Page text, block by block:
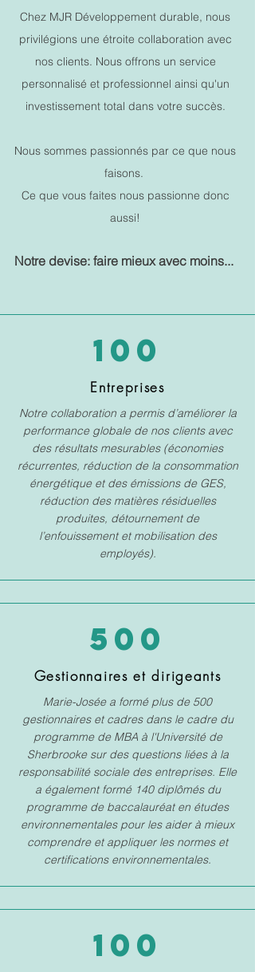
Chez MJR Développement durable, nous
privilégions une étroite collaboration avec
nos clients. Nous offrons un service
personnalisé et professionnel ainsi qu'un
investissement total dans votre succès.
Nous sommes passionnés par ce que nous
faisons.
Ce que vous faites nous passionne donc
aussi!
Notre devise: faire mieux avec moins...
100
Entreprises
Notre collaboration a permis d’améliorer la
performance globale de nos clients avec
des résultats mesurables (économies
récurrentes, réduction de la consommation
énergétique et des émissions de GES,
réduction des matières résiduelles
produites, détournement de
l’enfouissement et mobilisation des
employés).
500
Gestionnaires et dirigeants
Marie-Josée a formé plus de 500
gestionnaires et cadres dans le cadre du
programme de MBA à l'Université de
Sherbrooke sur des questions liées à la
responsabilité sociale des entreprises. Elle
a également formé 140 diplômés du
programme de baccalauréat en études
environnementales pour les aider à mieux
comprendre et appliquer les normes et
certifications environnementales.
100